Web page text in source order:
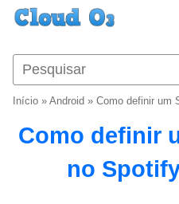
Início » Android » Como definir um
Como definir
no